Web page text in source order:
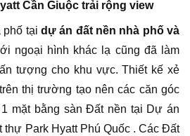
Cần Giuộc trải rộng view
phố tại dự án đất nền nhà phố và
ngoại hình khác lạ cũng đã làm
tượng cho khu vực. Thiết kế xẻ
thị trường tạo nên các căn góc
mặt bằng sàn Đất nền tại Dự án
thự Park Hyatt Phú Quốc . Các Đất